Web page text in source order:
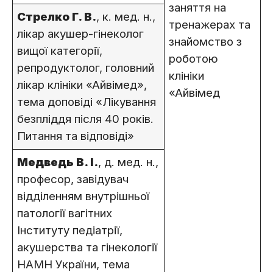
заняття на
тренажерах та
знайомство з
роботою
клініки
«Айвімед
Стрелко Г. В., к. мед. н.,
лікар акушер-гінеколог
вищої категорії,
репродуктолог, головний
лікар клініки «Айвімед»,
тема доповіді «Лікування
безпліддя після 40 років.
Питання та відповіді»
Медведь В. І., д. мед. н.,
професор, завідувач
відділенням внутрішньої
патології вагітних
Інституту педіатрії,
акушерства та гінекології
НАМН України, тема